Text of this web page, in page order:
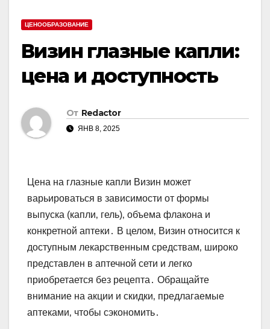
ЦЕНООБРАЗОВАНИЕ
Визин глазные капли:
цена и доступность
От Redactor
ЯНВ 8, 2025
Цена на глазные капли Визин может
варьироваться в зависимости от формы
выпуска (капли‚ гель)‚ объема флакона и
конкретной аптеки․ В целом‚ Визин относится к
доступным лекарственным средствам‚ широко
представлен в аптечной сети и легко
приобретается без рецепта․ Обращайте
внимание на акции и скидки‚ предлагаемые
аптеками‚ чтобы сэкономить․